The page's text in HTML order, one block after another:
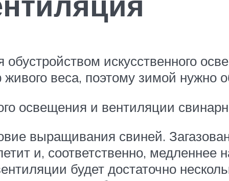
искусственного
веса, поэтому зимой нужно
освещения и вентиляции
выращивания свиней.
и, соответственно,
будет достаточно